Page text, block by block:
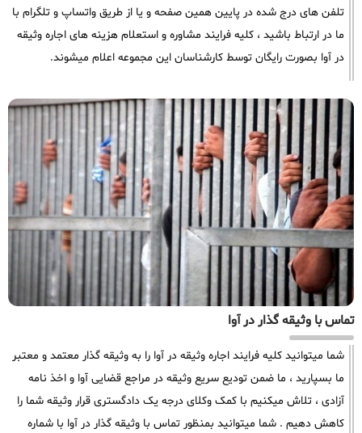
تلفن های درج شده در پایین همین صفحه و یا از طریق واتساپ و تلگرام با
ما در ارتباط باشید ، کلیه فرایند مشاوره و استعلام هزینه های اجاره وثیقه
در آوا بصورت رایگان توسط کارشناسان این مجموعه اعلام میشوند.
تماس با وثیقه گذار در آوا
شما میتوانید کلیه فرایند اجاره وثیقه در آوا را به وثیقه گذار معتمد و معتبر
ما بسپارید ، ما ضمن تودیع سریع وثیقه در مراجع قضایی آوا و اخذ نامه
آزادی ، تلاش میکنیم با کمک وکلای درجه یک دادگستری قرار وثیقه شما را
کاهش دهیم . شما میتوانید بمنظور تماس با وثیقه گذار در آوا با شماره